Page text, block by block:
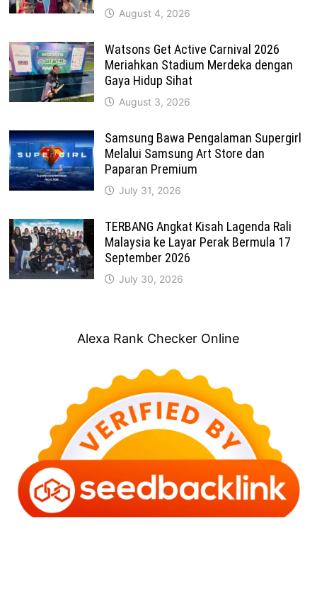
August 4, 2026
Watsons Get Active Carnival 2026
Meriahkan Stadium Merdeka dengan
Gaya Hidup Sihat
August 3, 2026
Samsung Bawa Pengalaman Supergirl
Melalui Samsung Art Store dan
Paparan Premium
July 31, 2026
TERBANG Angkat Kisah Lagenda Rali
Malaysia ke Layar Perak Bermula 17
September 2026
July 30, 2026
Alexa Rank Checker Online